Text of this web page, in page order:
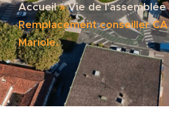
Accueil»Vie de l'assemblée
Remplacement conseiller CA
Mariole.